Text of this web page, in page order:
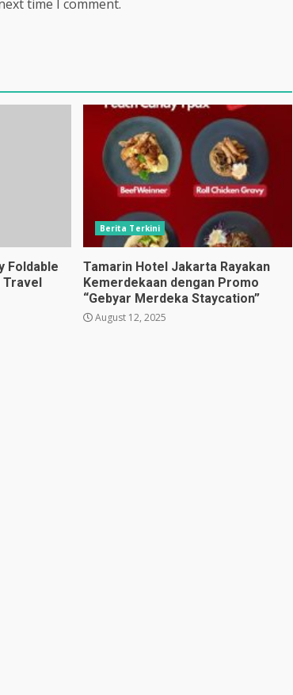
time I comment.
Foldable
Berita Terkini
Tamarin Hotel Jakarta Rayakan
Kemerdekaan dengan Promo
“Gebyar Merdeka Staycation”
August 12, 2025